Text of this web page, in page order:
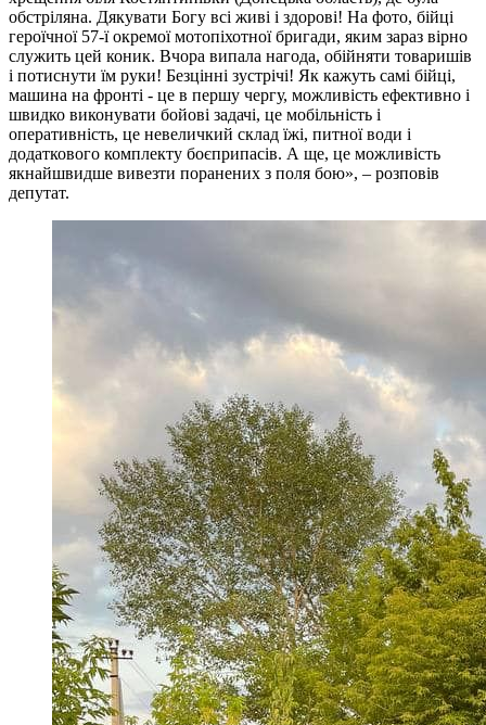
обстріляна. Дякувати Богу всі живі і здорові! На фото, бійці
героїчної 57-ї окремої мотопіхотної бригади, яким зараз вірно
служить цей коник. Вчора випала нагода, обійняти товаришів
і потиснути їм руки! Безцінні зустрічі! Як кажуть самі бійці,
машина на фронті - це в першу чергу, можливість ефективно і
швидко виконувати бойові задачі, це мобільність і
оперативність, це невеличкий склад їжі, питної води і
додаткового комплекту боєприпасів. А ще, це можливість
якнайшвидше вивезти поранених з поля бою», – розповів
депутат.